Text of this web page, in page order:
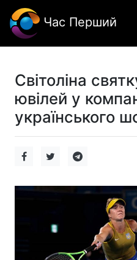
Час Перший
Світоліна
ювілей у
українського